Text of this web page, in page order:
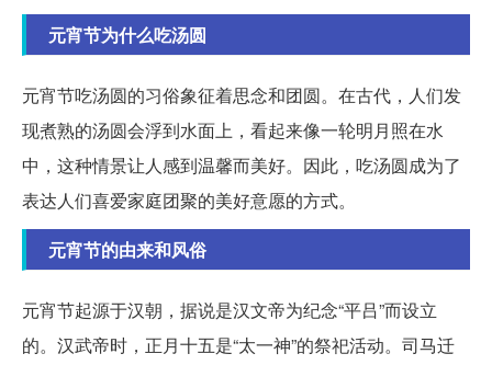
元宵节为什么吃汤圆
元宵节吃汤圆的习俗象征着思念和团圆。在古代，人们发
现煮熟的汤圆会浮到水面上，看起来像一轮明月照在水
中，这种情景让人感到温馨而美好。因此，吃汤圆成为了
表达人们喜爱家庭团聚的美好意愿的方式。
元宵节的由来和风俗
元宵节起源于汉朝，据说是汉文帝为纪念“平吕”而设立
的。汉武帝时，正月十五是“太一神”的祭祀活动。司马迁